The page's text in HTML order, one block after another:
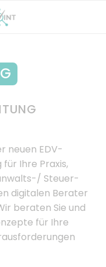
neuen EDV-
Ihre Praxis,
Steuer-
digitalen Berater
beraten Sie und
für Ihre